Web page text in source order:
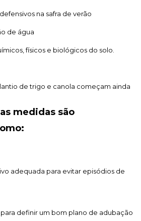
na safra de verão
de água
físicos e biológicos do solo.
de trigo e canola começam ainda
medidas são
adequada para evitar episódios de
para definir um bom plano de adubação